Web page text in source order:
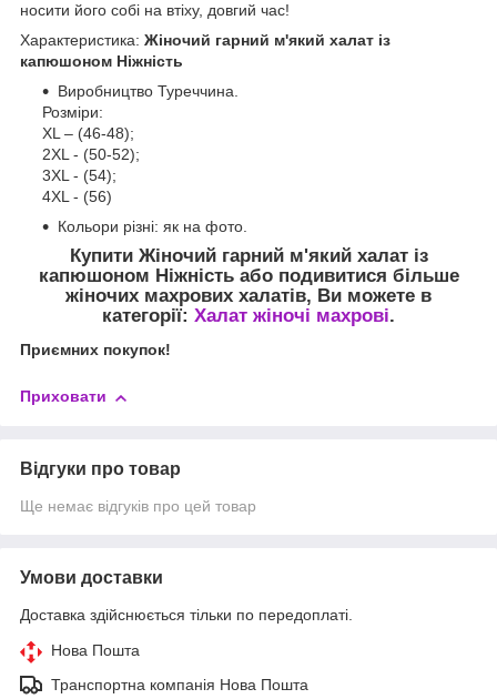
носити його собі на втіху, довгий час!
Характеристика: Жіночий гарний м'який халат із
капюшоном Ніжність
Виробництво Туреччина.
Розміри:
XL – (46-48);
2XL - (50-52);
3XL - (54);
4XL - (56)
Кольори різні: як на фото.
Купити Жіночий гарний м'який халат із
капюшоном Ніжність або подивитися більше
жіночих махрових халатів, Ви можете в
категорії: Халат жіночі махрові.
Приємних покупок!
Приховати
Відгуки про товар
Ще немає відгуків про цей товар
Умови доставки
Доставка здійснюється тільки по передоплаті.
Нова Пошта
Транспортна компанія Нова Пошта